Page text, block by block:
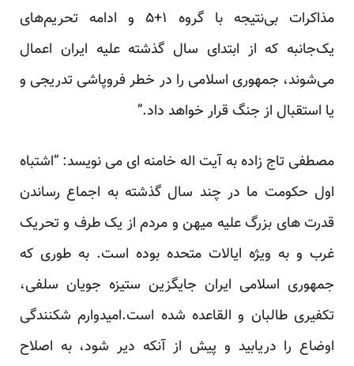
مذاکرات بی‌نتیجه با گروه ۱+۵ و ادامه تحریم‌های
یک‌جانبه که از ابتدای سال گذشته علیه ایران اعمال
می‌شوند، جمهوری اسلامی را در خطر فروپاشی تدریجی و
یا استقبال از جنگ قرار خواهد داد.”
مصطفی تاج زاده به آیت اله خامنه ای می نویسد: “اشتباه
اول حکومت ما در چند سال گذشته به اجماع رساندن
قدرت های بزرگ علیه میهن و مردم از یک طرف و تحریک
غرب و به ویژه ایالات متحده بوده است. به طوری که
جمهوری اسلامی ایران جایگزین ستیزه جویان سلفی،
تکفیری طالبان و القاعده شده است.امیدوارم شکنندگی
اوضاع را دریابید و پیش از آنکه دیر شود، به اصلاح